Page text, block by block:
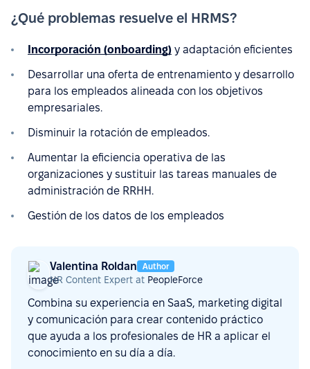
¿Qué problemas resuelve el HRMS?
Incorporación (onboarding) y adaptación eficientes
Desarrollar una oferta de entrenamiento y desarrollo
para los empleados alineada con los objetivos
empresariales.
Disminuir la rotación de empleados.
Aumentar la eficiencia operativa de las
organizaciones y sustituir las tareas manuales de
administración de RRHH.
Gestión de los datos de los empleados
Valentina Roldan Author
HR Content Expert at PeopleForce
Combina su experiencia en SaaS, marketing digital
y comunicación para crear contenido práctico
que ayuda a los profesionales de HR a aplicar el
conocimiento en su día a día.